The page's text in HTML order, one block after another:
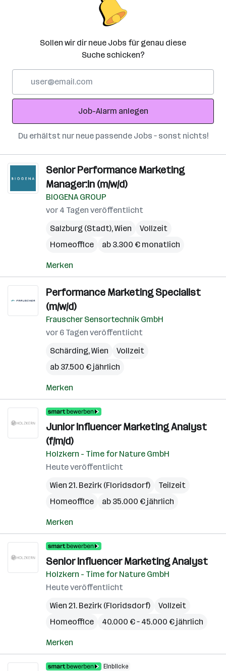
Sollen wir dir neue Jobs für genau diese
Suche schicken?
Adresse
Job-Alarm anlegen
Du erhältst nur neue passende Jobs – sonst nichts!
Senior Performance Marketing
Manager:in (m/w/d)
BIOGENA GROUP
vor 4 Tagen veröffentlicht
Salzburg (Stadt),Wien
Vollzeit
Homeoffice
ab 3.300 € monatlich
Merken
Performance Marketing Specialist
(m/w/d)
Frauscher Sensortechnik GmbH
vor 6 Tagen veröffentlicht
Schärding,Wien
Vollzeit
ab 37.500 € jährlich
Merken
Junior Influencer Marketing Analyst
(f/m/d)
Holzkern - Time for Nature GmbH
Heute veröffentlicht
Wien 21. Bezirk (Floridsdorf)
Teilzeit
Homeoffice
ab 35.000 € jährlich
Merken
Senior Influencer Marketing Analyst
Holzkern - Time for Nature GmbH
Heute veröffentlicht
Wien 21. Bezirk (Floridsdorf)
Vollzeit
Homeoffice
40.000 € – 45.000 € jährlich
Merken
Einblicke